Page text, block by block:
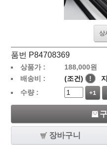
상
품번 P84708369
상품가 : 188,000원
배송비 :
(조건) !
수량 :
+1
장바구니